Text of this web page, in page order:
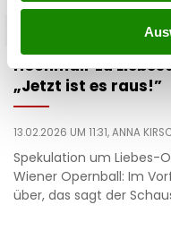
Hochmair zu
„Jetzt ist es raus!”
13.02.2026 UM 11:31,ANNA
Spekulation um Liebes-
Wiener Opernball: Im
über, das sagt der